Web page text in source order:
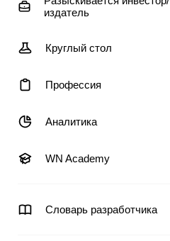
издатель
Круглый стол
Профессия
Аналитика
WN Academy
Словарь разработчика